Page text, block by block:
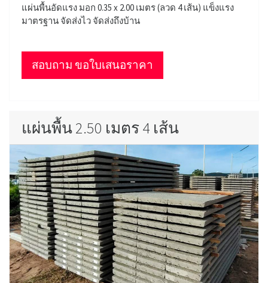
แผ่นพื้นอัดแรง มอก 0.35 x 2.00 เมตร (ลวด 4 เส้น) แข็งแรง
มาตรฐาน จัดส่งไว จัดส่งถึงบ้าน
สอบถาม ขอใบเสนอราคา
แผ่นพื้น 2.50 เมตร 4 เส้น